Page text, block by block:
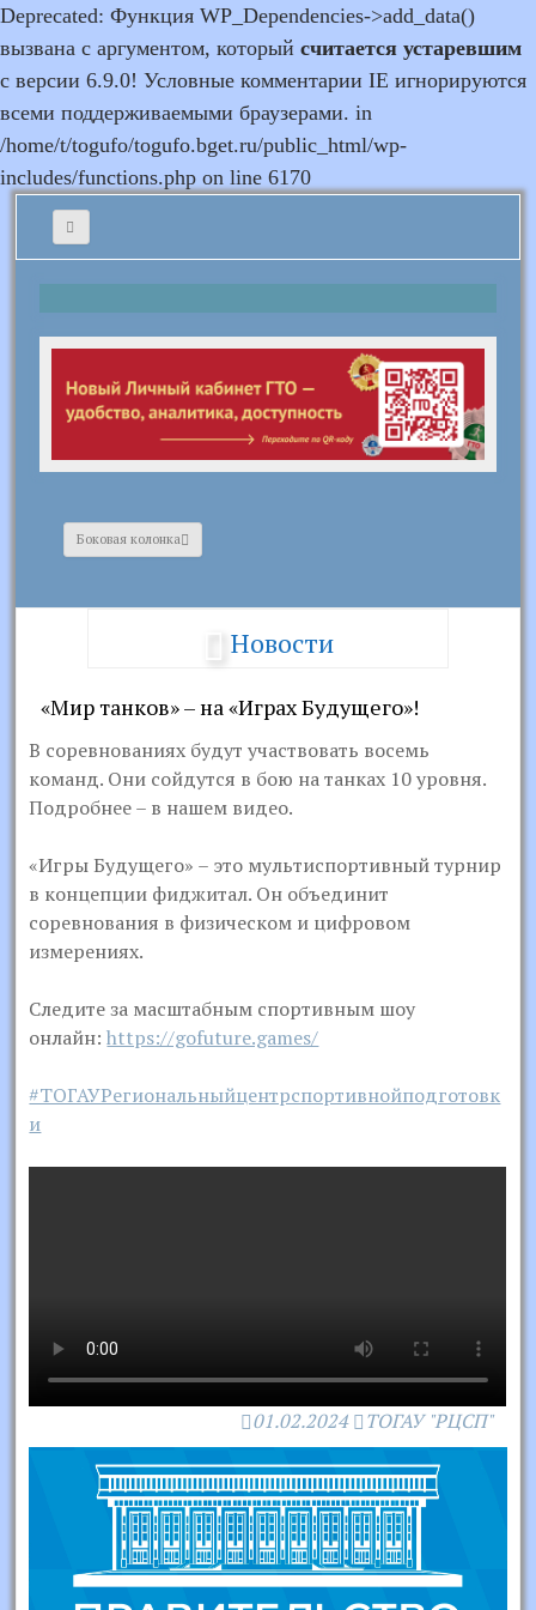
Deprecated: Функция WP_Dependencies->add_data()
вызвана с аргументом, который считается устаревшим
с версии 6.9.0! Условные комментарии IE игнорируются
всеми поддерживаемыми браузерами. in
/home/t/togufo/togufo.bget.ru/public_html/wp-
includes/functions.php on line 6170
Боковая колонка
Новости
«Мир танков» – на «Играх Будущего»!
В соревнованиях будут участвовать восемь
команд. Они сойдутся в бою на танках 10 уровня.
Подробнее – в нашем видео.
«Игры Будущего» – это мультиспортивный турнир
в концепции фиджитал. Он объединит
соревнования в физическом и цифровом
измерениях.
Следите за масштабным спортивным шоу
онлайн:https://gofuture.games/
#ТОГАУРегиональныйцентрспортивнойподготовк
и
01.02.2024 ТОГАУ "РЦСП"